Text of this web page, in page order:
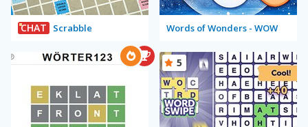
CHAT Scrabble Words of Wonders - WOW
5